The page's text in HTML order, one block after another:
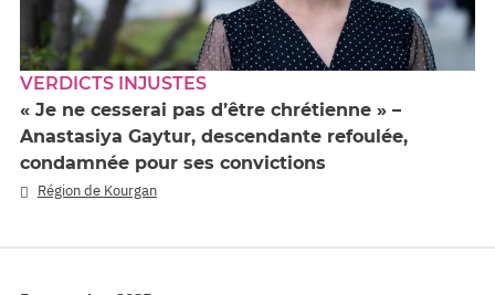
VERDICTS INJUSTES
« Je ne cesserai pas d’être chrétienne » –
Anastasiya Gaytur, descendante refoulée,
condamnée pour ses convictions
Région de Kourgan